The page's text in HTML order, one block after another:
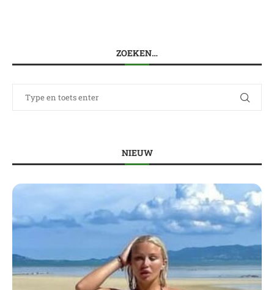
ZOEKEN…
NIEUW